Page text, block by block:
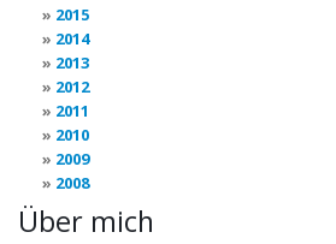
2015
2014
2013
2012
2011
2010
2009
2008
Über mich